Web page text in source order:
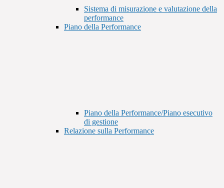
Sistema di misurazione e valutazione della
performance
Piano della Performance
Piano della Performance/Piano esecutivo
di gestione
Relazione sulla Performance